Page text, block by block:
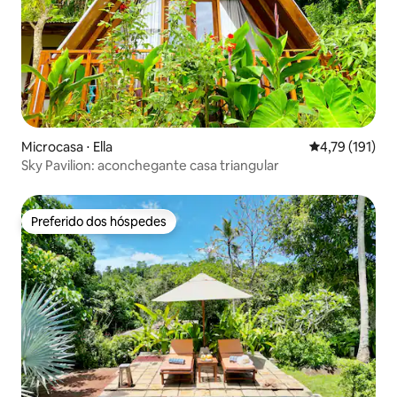
Microcasa ⋅ Ella 4,79 de uma
4,79 (191)
Sky Pavilion: aconchegante casa triangular
Preferido dos hóspedes
Preferido dos hóspedes